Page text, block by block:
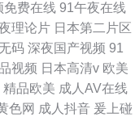
免费在线 91午夜在线
理论片 日本第二片区
码 深夜国产视频 91
视频 日本高清v 欧美
精品欧美 成人AV在线
色网 成人抖音 爰上碰